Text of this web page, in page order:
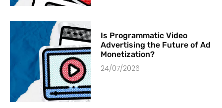
Is Programmatic Video
Advertising the Future of Ad
Monetization?
24/07/2026